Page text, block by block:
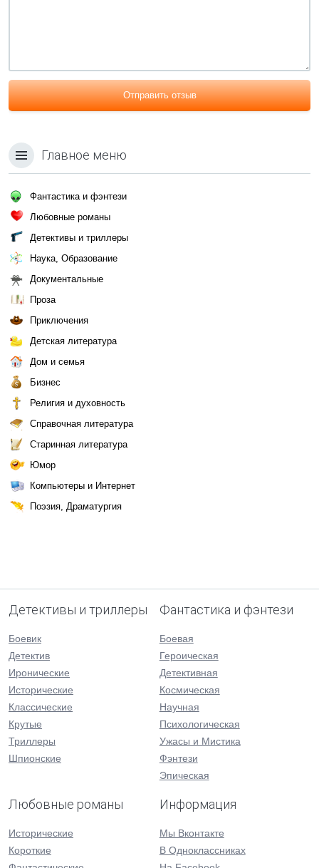
Отправить отзыв
Главное меню
Фантастика и фэнтези
Любовные романы
Детективы и триллеры
Наука, Образование
Документальные
Проза
Приключения
Детская литература
Дом и семья
Бизнес
Религия и духовность
Справочная литература
Старинная литература
Юмор
Компьютеры и Интернет
Поэзия, Драматургия
Детективы и триллеры
Боевик
Детектив
Иронические
Исторические
Классические
Крутые
Триллеры
Шпионские
Фантастика и фэнтези
Боевая
Героическая
Детективная
Космическая
Научная
Психологическая
Ужасы и Мистика
Фэнтези
Эпическая
Любовные романы
Исторические
Короткие
Информация
Мы Вконтакте
В Одноклассниках